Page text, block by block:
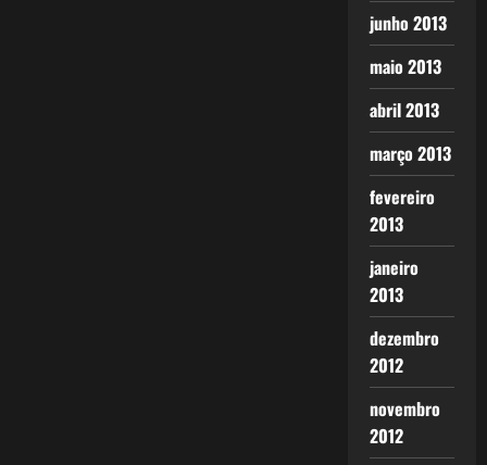
junho 2013
maio 2013
abril 2013
março 2013
fevereiro
2013
janeiro
2013
dezembro
2012
novembro
2012